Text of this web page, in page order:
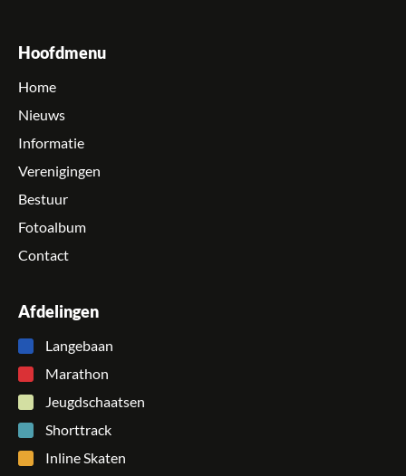
Hoofdmenu
Home
Nieuws
Informatie
Verenigingen
Bestuur
Fotoalbum
Contact
Afdelingen
Langebaan
Marathon
Jeugdschaatsen
Shorttrack
Inline Skaten